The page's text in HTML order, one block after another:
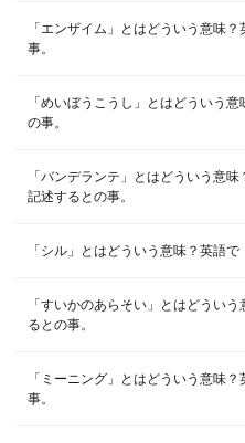
「エンザイム」とはどういう意味
事。
「めいぼうこうし」とはどういう
の事。
「バンデランテ」とはどういう意
記述するとの事。
「シル」とはどういう意味？英語
「すいかのあらそい」とはどうい
るとの事。
「ミーニング」とはどういう意味
事。